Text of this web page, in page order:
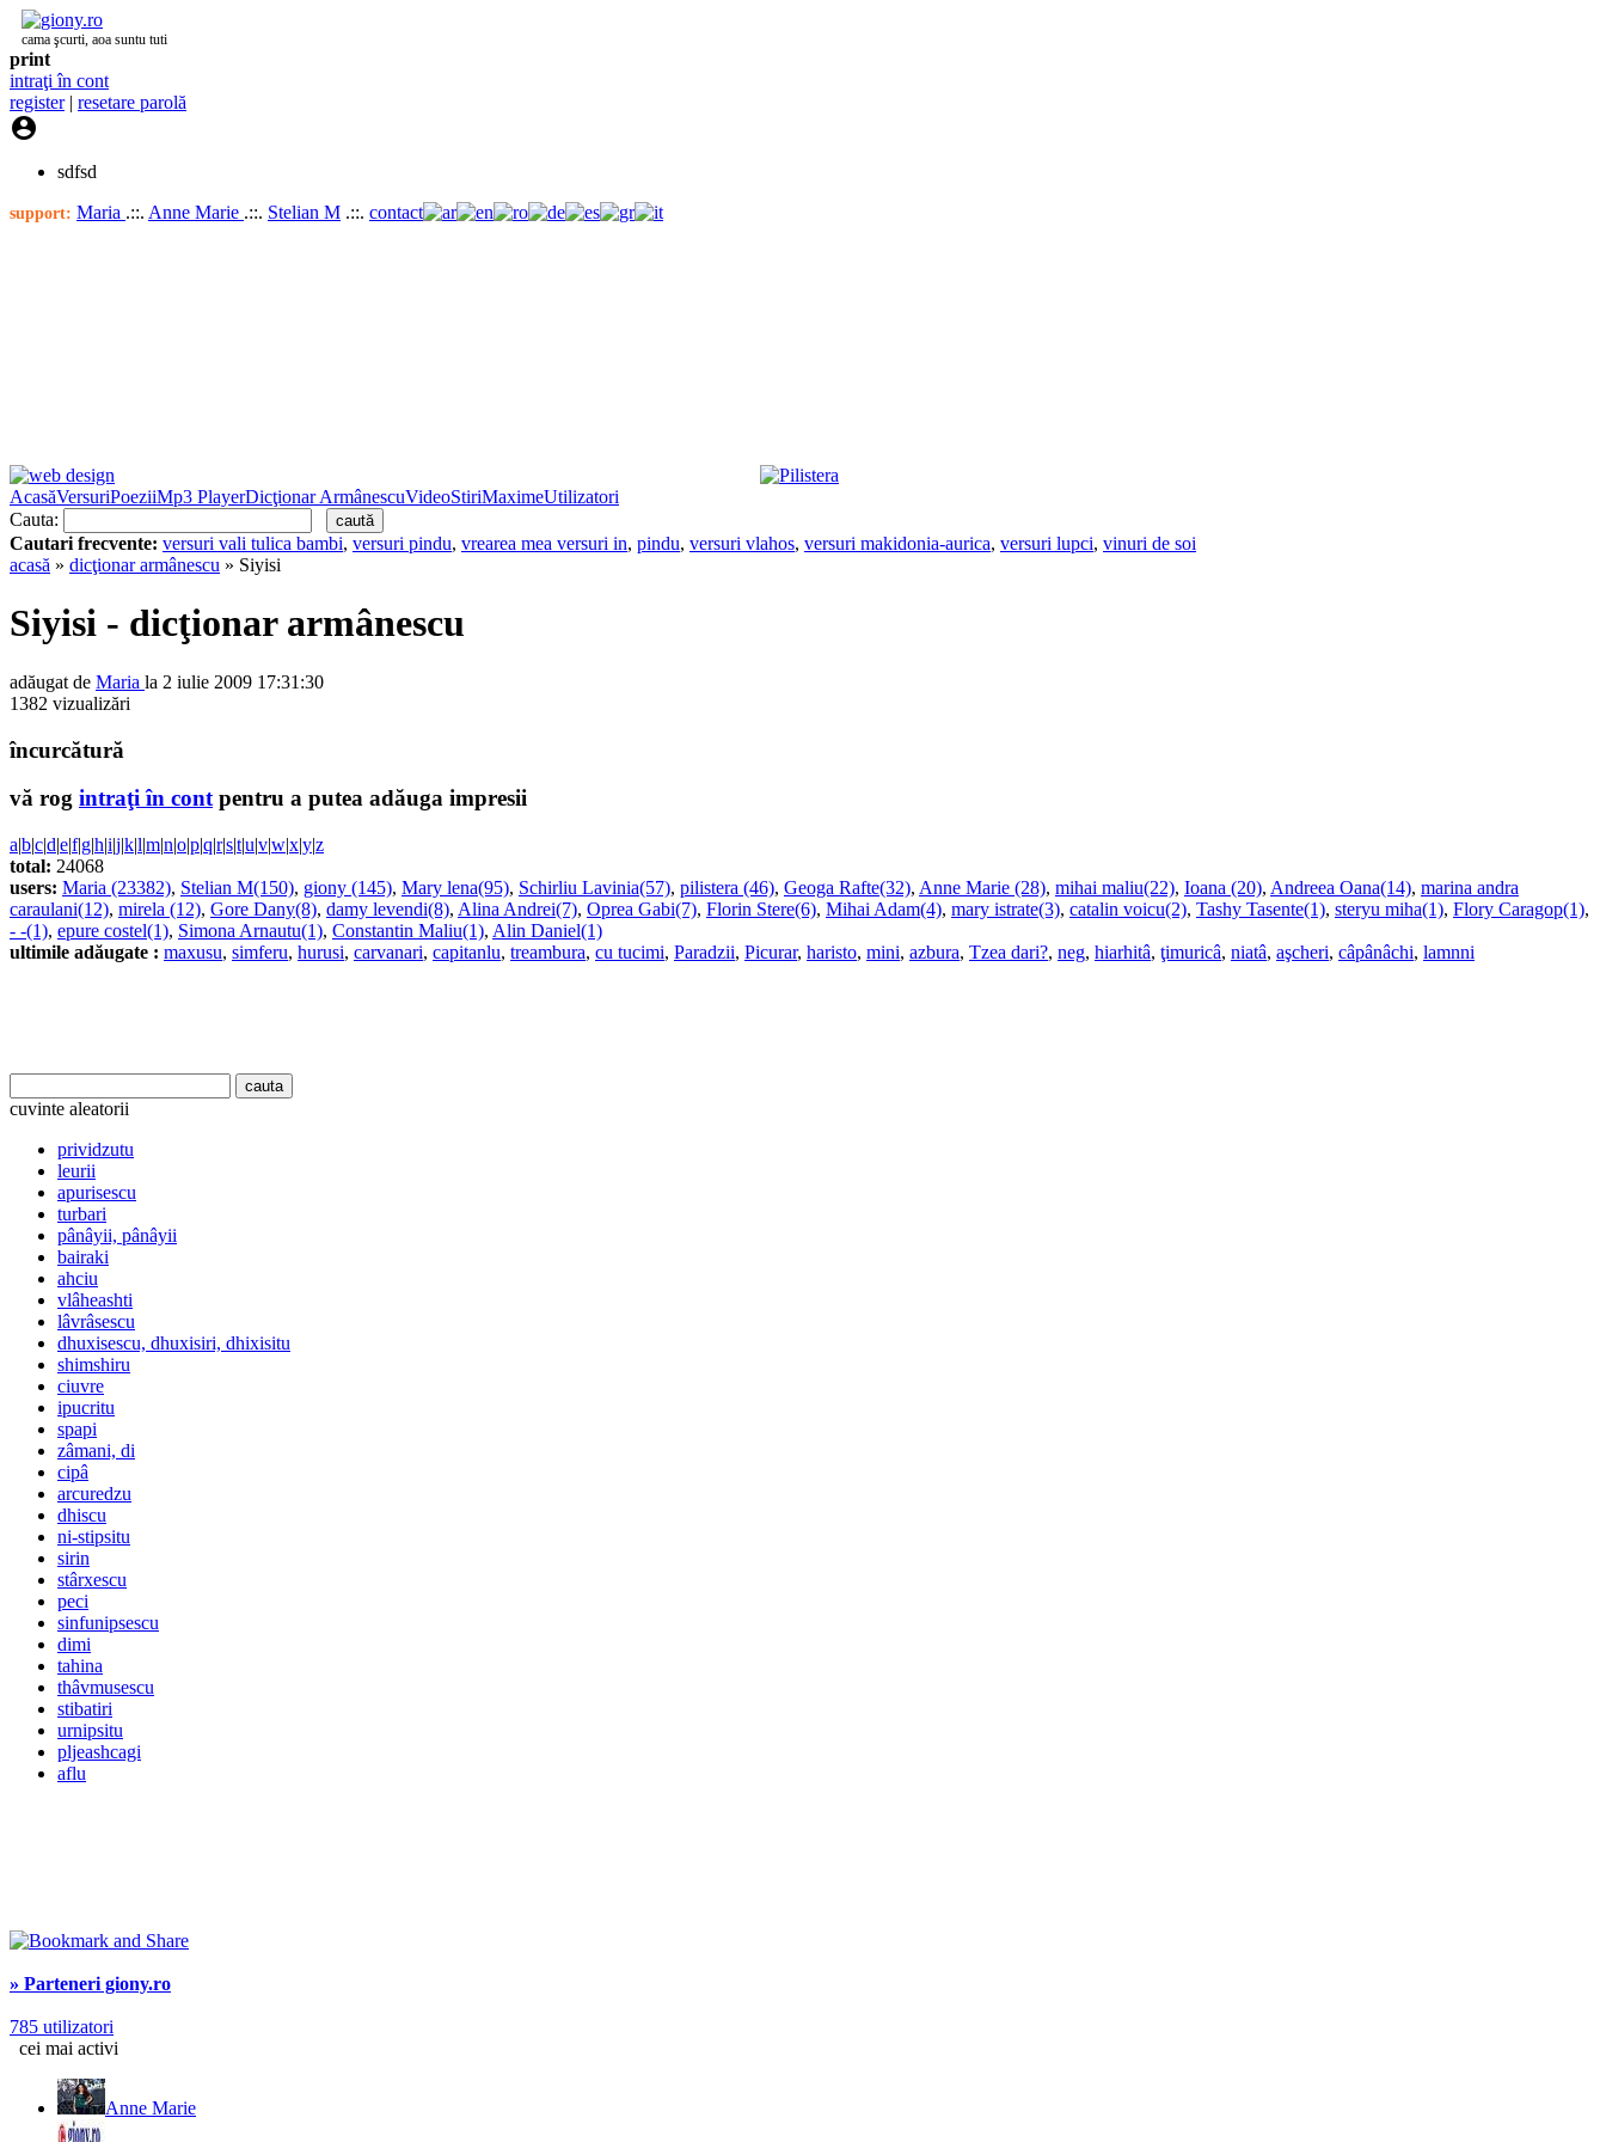
cama şcurti, aoa suntu tuti
print
intraţi în cont
register| resetare parolă

sdfsd
support: Maria .::. Anne Marie .::. Stelian M .::. contact
AcasăVersuriPoeziiMp3 PlayerDicţionar ArmânescuVideoStiriMaximeUtilizatori
Cauta:
Cautari frecvente: versuri vali tulica bambi, versuri pindu, vrearea mea versuri in, pindu, versuri vlahos, versuri makidonia-aurica, versuri lupci, vinuri de soi
acasă » dicţionar armânescu » Siyisi
Siyisi - dicţionar armânescu
adăugat de Maria la 2 iulie 2009 17:31:30
1382 vizualizări
încurcătură
vă rog intraţi în contpentru a putea adăuga impresii
a|b|c|d|e|f|g|h|i|j|k|l|m|n|o|p|q|r|s|t|u|v|w|x|y|z
total: 24068
users: Maria (23382), Stelian M(150), giony (145), Mary lena(95), Schirliu Lavinia(57), pilistera (46), Geoga Rafte(32), Anne Marie (28), mihai maliu(22), Ioana (20), Andreea Oana(14), marina andra
caraulani(12), mirela (12), Gore Dany(8), damy levendi(8), Alina Andrei(7), Oprea Gabi(7), Florin Stere(6), Mihai Adam(4), mary istrate(3), catalin voicu(2), Tashy Tasente(1), steryu miha(1), Flory Caragop(1),
- -(1), epure costel(1), Simona Arnautu(1), Constantin Maliu(1), Alin Daniel(1)
ultimile adăugate : maxusu, simferu, hurusi, carvanari, capitanlu, treambura, cu tucimi, Paradzii, Picurar, haristo, mini, azbura, Tzea dari?, neg, hiarhitâ, ţimuricâ, niatâ, aşcheri, câpânâchi, lamnni
cuvinte aleatorii
prividzutu
leurii
apurisescu
turbari
pânâyii, pânâyii
bairaki
ahciu
vlâheashti
lâvrâsescu
dhuxisescu, dhuxisiri, dhixisitu
shimshiru
ciuvre
ipucritu
spapi
zâmani, di
cipâ
arcuredzu
dhiscu
ni-stipsitu
sirin
stârxescu
peci
sinfunipsescu
dimi
tahina
thâvmusescu
stibatiri
urnipsitu
pljeashcagi
aflu
» Parteneri giony.ro
785 utilizatori
cei mai activi
Anne Marie